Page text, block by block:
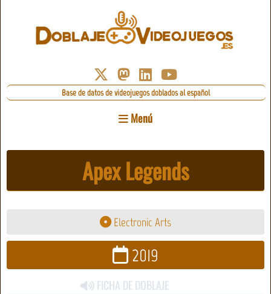
Base de datos de videojuegos doblados al español
Menú
Apex Legends
Electronic Arts
2019
FICHA DE DOBLAJE